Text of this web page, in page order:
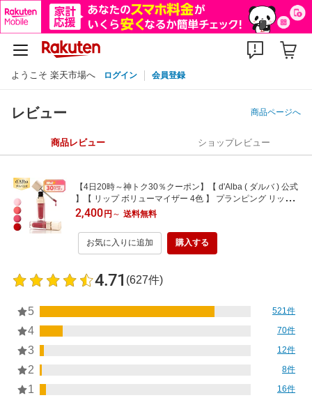
ようこそ 楽天市場へ ログイン 会員登録
レビュー 商品ページへ
商品レビュー ショップレビュー
【4日20時～神トク30％クーポン】【 d'Alba ( ダルバ ) 公式
】【 リップ ボリューマイザー 4色 】 プランピング リップ
グロス グロウ ムード ボリューマイザー プレミアム ゴール
ド チップ 唇 ケア 透明感 保湿 角質ケア うるツヤ ぷっくり
光沢
2,400円 ～ 送料無料
お気に入りに追加 購入する
4.71 (627件)
5 521件
4 70件
3 12件
2 8件
1 16件